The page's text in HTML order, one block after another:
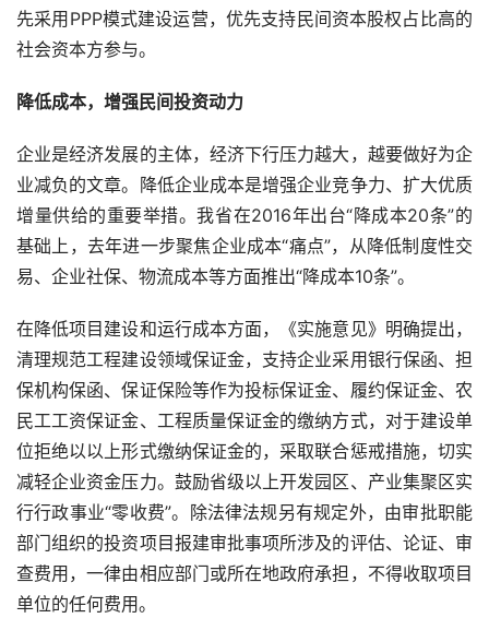
先采用PPP模式建设运营，优先支持民间资本股权占比高的
社会资本方参与。
降低成本，增强民间投资动力
企业是经济发展的主体，经济下行压力越大，越要做好为企
业减负的文章。降低企业成本是增强企业竞争力、扩大优质
增量供给的重要举措。我省在2016年出台“降成本20条”的
基础上，去年进一步聚焦企业成本“痛点”，从降低制度性交
易、企业社保、物流成本等方面推出“降成本10条”。
在降低项目建设和运行成本方面，《实施意见》明确提出，
清理规范工程建设领域保证金，支持企业采用银行保函、担
保机构保函、保证保险等作为投标保证金、履约保证金、农
民工工资保证金、工程质量保证金的缴纳方式，对于建设单
位拒绝以以上形式缴纳保证金的，采取联合惩戒措施，切实
减轻企业资金压力。鼓励省级以上开发园区、产业集聚区实
行行政事业“零收费”。除法律法规另有规定外，由审批职能
部门组织的投资项目报建审批事项所涉及的评估、论证、审
查费用，一律由相应部门或所在地政府承担，不得收取项目
单位的任何费用。